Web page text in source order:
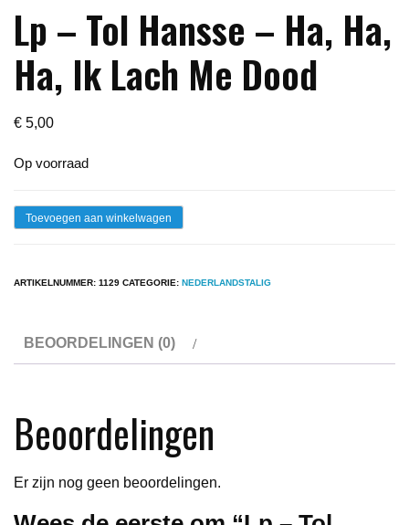
Lp – Tol Hansse – Ha, Ha,
Ha, Ik Lach Me Dood
€ 5,00
Op voorraad
Lp
Ha,
Ik
Lach
Toevoegen aan winkelwagen
ARTIKELNUMMER: 1129 CATEGORIE: NEDERLANDSTALIG
BEOORDELINGEN (0)
Beoordelingen
Er zijn nog geen beoordelingen.